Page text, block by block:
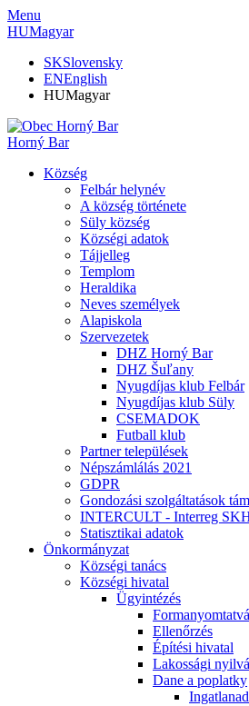
Menu
HUMagyar
SKSlovensky
ENEnglish
HUMagyar
Horný Bar
Község
Felbár helynév
A község története
Süly község
Községi adatok
Tájjelleg
Templom
Heraldika
Neves személyek
Alapiskola
Szervezetek
DHZ Horný Bar
DHZ Šuľany
Nyugdíjas klub Felbár
Nyugdíjas klub Süly
CSEMADOK
Futball klub
Partner települések
Népszámlálás 2021
GDPR
Gondozási szolgáltatások
INTERCULT - Interreg
Statisztikai adatok
Önkormányzat
Községi tanács
Községi hivatal
Ügyintézés
Ellenőrzés
Építési hivatal
Lakossági
Dane a poplatky